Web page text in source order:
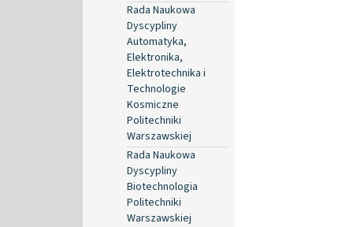
Rada Naukowa
Dyscypliny
Automatyka,
Elektronika,
Elektrotechnika i
Technologie
Kosmiczne
Politechniki
Warszawskiej
Rada Naukowa
Dyscypliny
Biotechnologia
Politechniki
Warszawskiej